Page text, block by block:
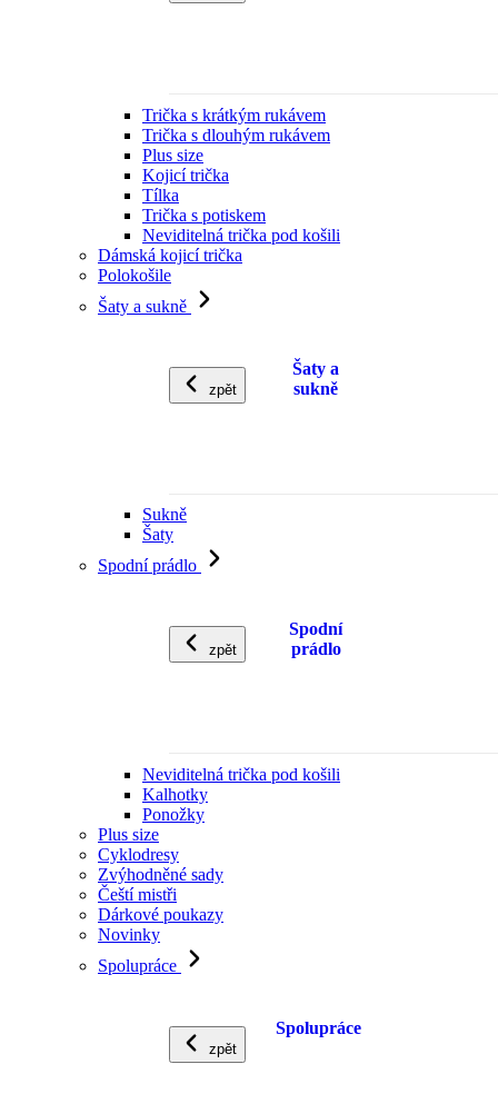
Trička s krátkým rukávem
Trička s dlouhým rukávem
Plus size
Kojicí trička
Tílka
Trička s potiskem
Neviditelná trička pod košili
Dámská kojicí trička
Polokošile
Šaty a sukně
zpět
Šaty a
sukně
Sukně
Šaty
Spodní prádlo
zpět
Spodní
prádlo
Neviditelná trička pod košili
Kalhotky
Ponožky
Plus size
Cyklodresy
Zvýhodněné sady
Čeští mistři
Dárkové poukazy
Novinky
Spolupráce
zpět
Spolupráce